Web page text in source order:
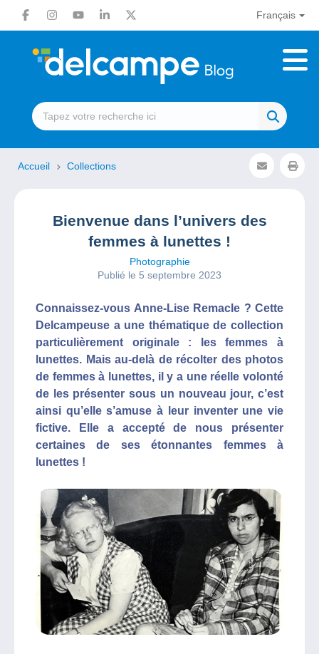
Français
Accueil Collections
Bienvenue dans l’univers des
femmes à lunettes !
Photographie
Publié le 5 septembre 2023
Connaissez-vous Anne-Lise Remacle ? Cette
Delcampeuse a une thématique de collection
particulièrement originale : les femmes à
lunettes. Mais au-delà de récolter des photos
de femmes à lunettes, il y a une réelle volonté
de les présenter sous un nouveau jour, c’est
ainsi qu’elle s’amuse à leur inventer une vie
fictive. Elle a accepté de nous présenter
certaines de ses étonnantes femmes à
lunettes !